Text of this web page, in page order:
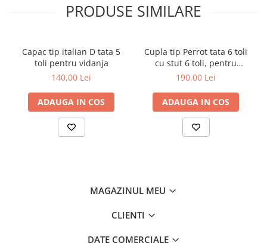
PRODUSE SIMILARE
Capac tip italian D tata 5
toli pentru vidanja
140,00 Lei
ADAUGA IN COS
Cupla tip Perrot tata 6 toli
cu stut 6 toli, pentru
vidanja
190,00 Lei
ADAUGA IN COS
MAGAZINUL MEU
CLIENTI
DATE COMERCIALE